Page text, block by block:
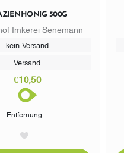
AKAZIENHONIG 500G
Imkerei Senemann
kein Versand
Versand
€10,50
Entfernung: -